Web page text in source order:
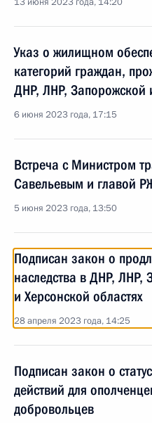
Указ о жилищном
категорий граждан,
ДНР, ЛНР, Запорожской
6 июня 2023 года, 17:15
Встреча с Министром
Савельевым и главой
5 июня 2023 года, 13:50
Подписан закон о
наследства в ДНР, ЛНР,
и Херсонской областях
28 апреля 2023 года, 14:25
Подписан закон о
действий для
добровольцев